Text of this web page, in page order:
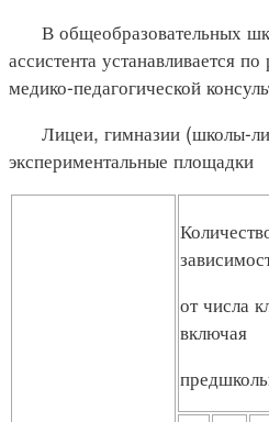
В общеобразовательных
ассистента устанавливается
медико-педагогической
Лицеи, гимназии (школы-
экспериментальные площадки
от числа
включая